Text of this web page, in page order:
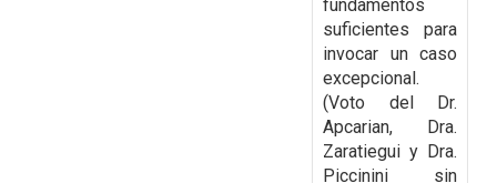
fundamentos
suficientes para
invocar un caso
excepcional.
(Voto del Dr.
Apcarian, Dra.
Zaratiegui y Dra.
Piccinini sin